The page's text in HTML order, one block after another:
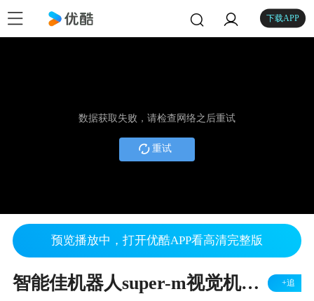
下载APP
数据获取失败，请检查网络之后重试
重试
预览播放中，打开优酷APP看高清完整版
智能佳机器人super-m视觉机器人和智能开源机器人足球比赛 +追